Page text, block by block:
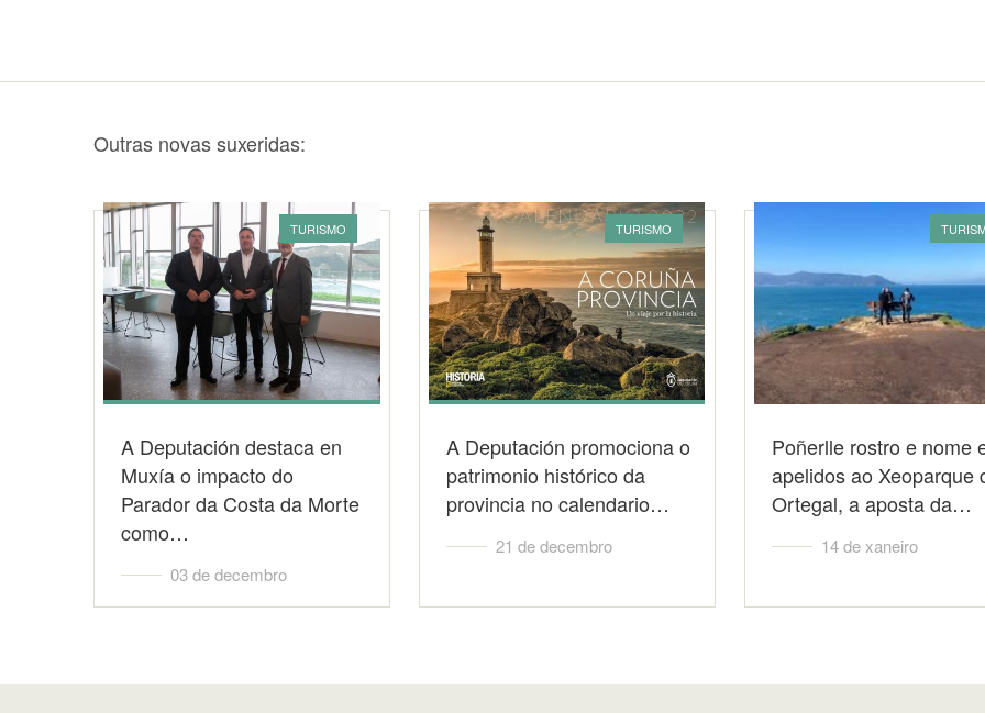
Outras novas suxeridas:
TURISMO
A Deputación destaca en
Muxía o impacto do
Parador da Costa da Morte
como…
03 de decembro
TURISMO
A Deputación promociona o
patrimonio histórico da
provincia no calendario…
21 de decembro
Poñerlle rostro e nome
apelidos ao Xeoparque
Ortegal, a aposta da…
14 de xaneiro